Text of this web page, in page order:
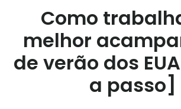
Como
melhor
de verão dos
a passo]